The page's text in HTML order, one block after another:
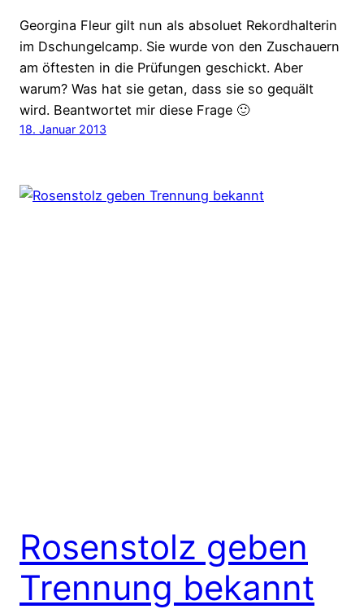
Georgina Fleur gilt nun als absoluet Rekordhalterin
im Dschungelcamp. Sie wurde von den Zuschauern
am öftesten in die Prüfungen geschickt. Aber
warum? Was hat sie getan, dass sie so gequält
wird. Beantwortet mir diese Frage 🙂
18. Januar 2013
Rosenstolz geben
Trennung bekannt